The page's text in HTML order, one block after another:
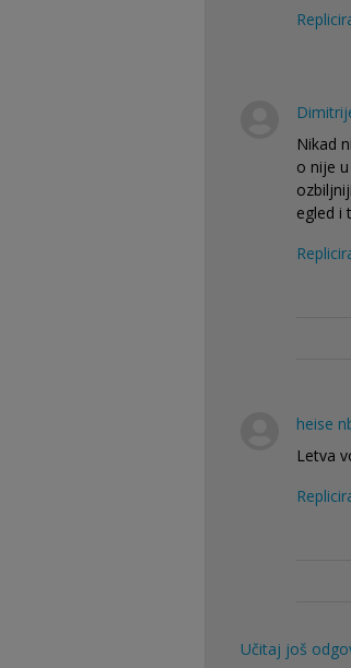
Nikad
o nije
egled i
heise
Letva
Učitaj još